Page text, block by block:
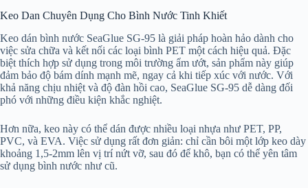
Keo Dan Chuyên Dụng Cho Bình Nước Tinh Khiết
Keo dán bình nước SeaGlue SG-95 là giải pháp hoàn hảo dành cho
việc sửa chữa và kết nối các loại bình PET một cách hiệu quả. Đặc
biệt thích hợp sử dụng trong môi trường ẩm ướt, sản phẩm này giúp
đảm bảo độ bám dính mạnh mẽ, ngay cả khi tiếp xúc với nước. Với
khả năng chịu nhiệt và độ đàn hồi cao, SeaGlue SG-95 dễ dàng đối
phó với những điều kiện khắc nghiệt.
Hơn nữa, keo này có thể dán được nhiều loại nhựa như PET, PP,
PVC, và EVA. Việc sử dụng rất đơn giản: chỉ cần bôi một lớp keo dày
khoảng 1,5-2mm lên vị trí nứt vỡ, sau đó để khô, bạn có thể yên tâm
sử dụng bình nước như cũ.